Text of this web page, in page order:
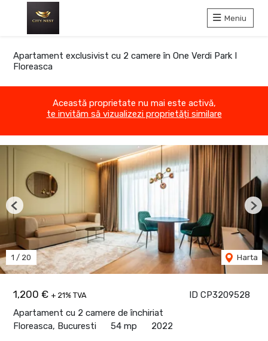
Meniu
Apartament exclusivist cu 2 camere în One Verdi Park I
Floreasca
Această proprietate nu mai este activă,
te invităm să vizualizezi proprietăți similare
ID CP3209528
1,200 € + 21% TVA
Apartament cu 2 camere de închiriat
Floreasca, Bucuresti
54 mp 2022
1 / 20 Harta
Previous